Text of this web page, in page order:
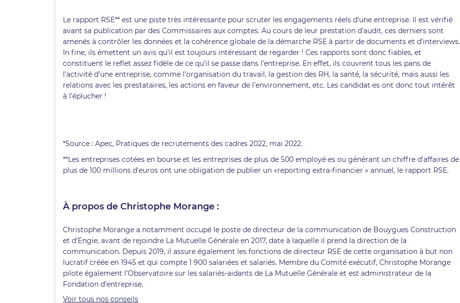
Le rapport RSE** est une piste très intéressante pour scruter les engagements réels d’une entreprise. Il est vérifié
avant sa publication par des Commissaires aux comptes. Au cours de leur prestation d’audit, ces derniers sont
amenés à contrôler les données et la cohérence globale de la démarche RSE à partir de documents et d’interviews.
In fine, ils émettent un avis qu’il est toujours intéressant de regarder ! Ces rapports sont donc fiables, et
constituent le reflet assez fidèle de ce qu’il se passe dans l’entreprise. En effet, ils couvrent tous les pans de
l’activité d’une entreprise, comme l’organisation du travail, la gestion des RH, la santé, la sécurité, mais aussi les
relations avec les prestataires, les actions en faveur de l’environnement, etc. Les candidat·es ont donc tout intérêt
à l’éplucher !
*Source : Apec, Pratiques de recrutements des cadres 2022, mai 2022.
**Les entreprises cotées en bourse et les entreprises de plus de 500 employé·es ou générant un chiffre d'affaires de
plus de 100 millions d'euros ont une obligation de publier un «reporting extra-financier » annuel, le rapport RSE.
À propos de Christophe Morange :
Christophe Morange a notamment occupé le poste de directeur de la communication de Bouygues Construction
et d’Engie, avant de rejoindre La Mutuelle Générale en 2017, date à laquelle il prend la direction de la
communication. Depuis 2019, il assure également les fonctions de directeur RSE de cette organisation à but non
lucratif créée en 1945 et qui compte 1 900 salariées et salariés. Membre du Comité exécutif, Christophe Morange
pilote également l’Observatoire sur les salariés-aidants de La Mutuelle Générale et est administrateur de la
Fondation d’entreprise.
Voir tous nos conseils